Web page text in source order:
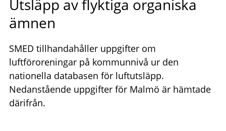
Utsläpp av flyktiga organiska
ämnen
SMED tillhandahåller uppgifter om
luftföroreningar på kommunnivå ur den
nationella databasen för luftutsläpp.
Nedanstående uppgifter för Malmö är hämtade
därifrån.